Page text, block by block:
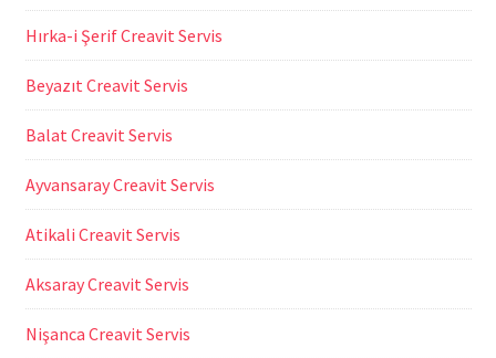
Hırka-i Şerif Creavit Servis
Beyazıt Creavit Servis
Balat Creavit Servis
Ayvansaray Creavit Servis
Atikali Creavit Servis
Aksaray Creavit Servis
Nişanca Creavit Servis